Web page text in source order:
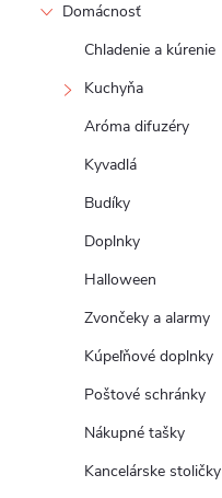
Domácnosť
Chladenie a kúrenie
Kuchyňa
Aróma difuzéry
Kyvadlá
Budíky
Doplnky
Halloween
Zvončeky a alarmy
Kúpeľňové doplnky
Poštové schránky
Nákupné tašky
Kancelárske stoličky